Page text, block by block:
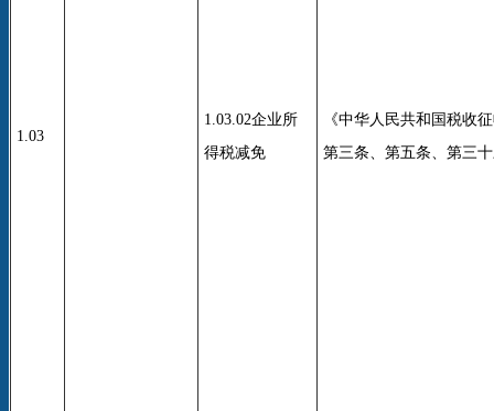
1.03
1.03.02企业所
得税减免
《中华人民共和国税收
第三条、第五条、第三